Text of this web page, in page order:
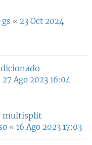
« 23 Oct 2024
27 Ago 2023 16:04
multisplit
« 16 Ago 2023 17:03